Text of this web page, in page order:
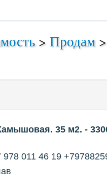
> Продам >
35 м2. -
978 011 46 19